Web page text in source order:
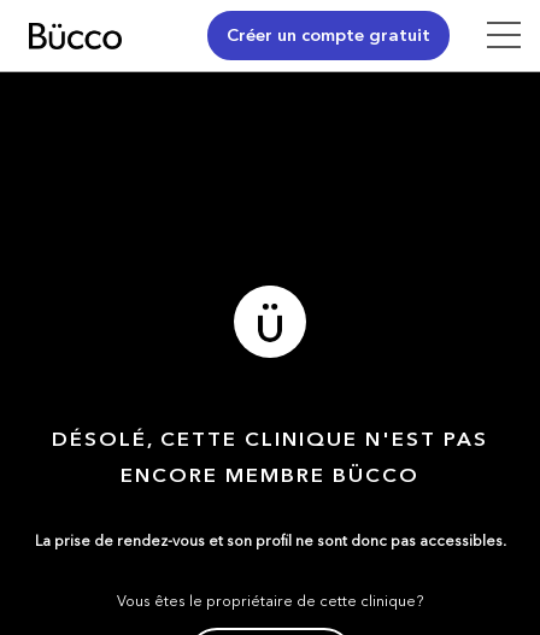
Créer un compte gratuit
DÉSOLÉ, CETTE CLINIQUE N'EST PAS
ENCORE MEMBRE BÜCCO
La prise de rendez-vous et son profil ne sont donc pas accessibles.
Vous êtes le propriétaire de cette clinique?